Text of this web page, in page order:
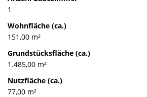
1
Wohnfläche (ca.)
151,00 m²
Grundstücksfläche (ca.)
1.485,00 m²
Nutzfläche (ca.)
77,00 m²